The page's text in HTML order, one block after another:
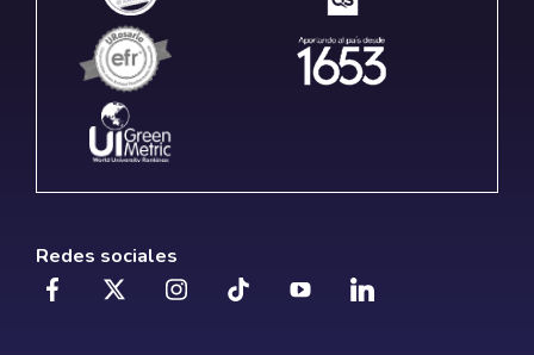
Redes sociales